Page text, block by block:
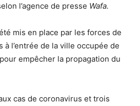
l’agence de presse Wafa.
mis en place par les forces de
l’entrée de la ville occupée de
empêcher la propagation du
cas de coronavirus et trois